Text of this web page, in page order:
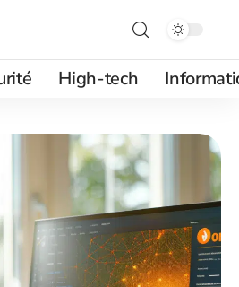
High-tech